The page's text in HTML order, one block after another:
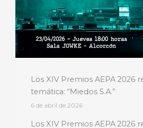
Los XIV Premios AEPA 2026
temática: “Miedos S.A.”
6 de abril de 2026
Los XIV Premios AEPA 2026